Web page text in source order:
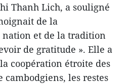
Thanh Lich, a souligné
de la
nation et de la tradition
de gratitude ». Elle a
coopération étroite des
cambodgiens, les restes